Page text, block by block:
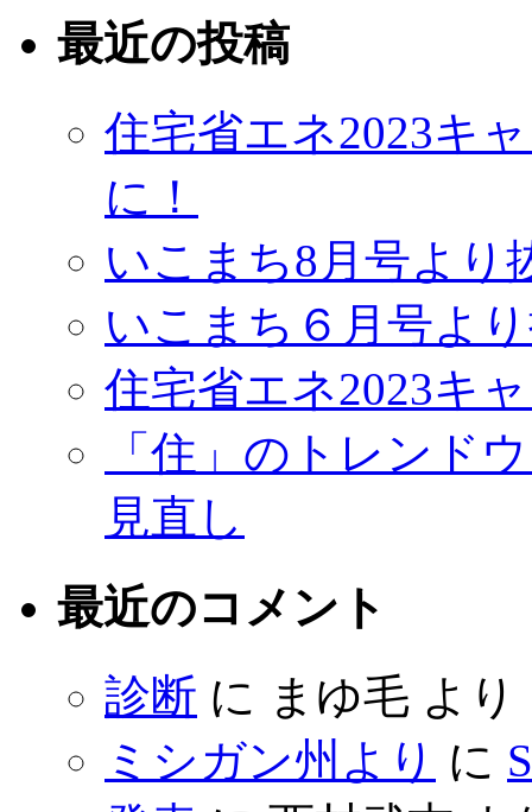
最近の投稿
住宅省エネ2023キ
に！
いこまち8月号よ
いこまち６月号よ
住宅省エネ2023キ
「住」のトレンド
見直し
最近のコメント
診断 に まゆ毛 より
ミシガン州より に